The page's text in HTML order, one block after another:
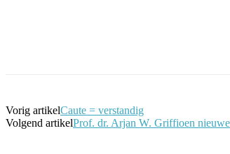
Vorig artikelCaute = verstandig
Volgend artikelProf. dr. Arjan W. Griffioen